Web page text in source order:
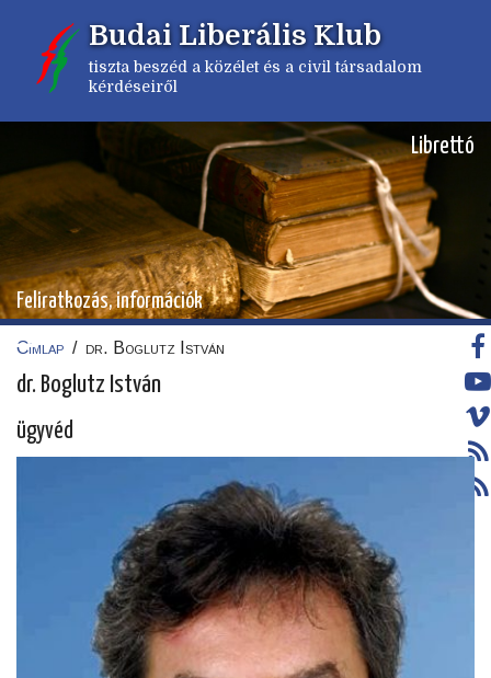
tartalomra
Budai Liberális Klub
tiszta beszéd a közélet és a civil társadalom
kérdéseiről
Librettó
Feliratkozás, információk
Címlap / dr. Boglutz István
dr. Boglutz István
ügyvéd